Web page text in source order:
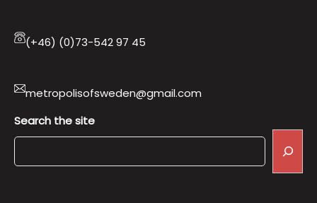
(+46) (0)73-542 97 45
metropolisofsweden@gmail.com
Search the site